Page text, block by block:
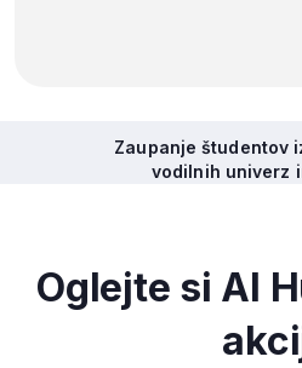
Zaupanje študentov
vodilnih univerz
Oglejte si AI